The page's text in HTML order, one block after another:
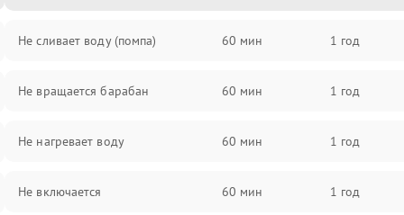
Не сливает воду (помпа) 60 мин 1 год
Не вращается барабан 60 мин 1 год
Не нагревает воду 60 мин 1 год
Не включается 60 мин 1 год